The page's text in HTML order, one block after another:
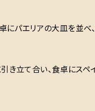
にパエリアの大皿を並べ
き立て合い、食卓にスペ